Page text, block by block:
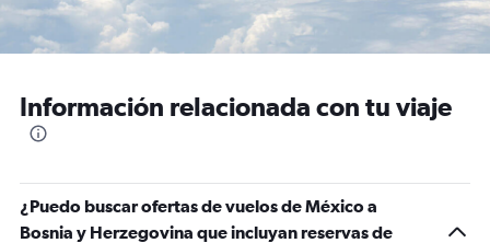
Información relacionada con tu viaje
¿Puedo buscar ofertas de vuelos de México a
Bosnia y Herzegovina que incluyan reservas de